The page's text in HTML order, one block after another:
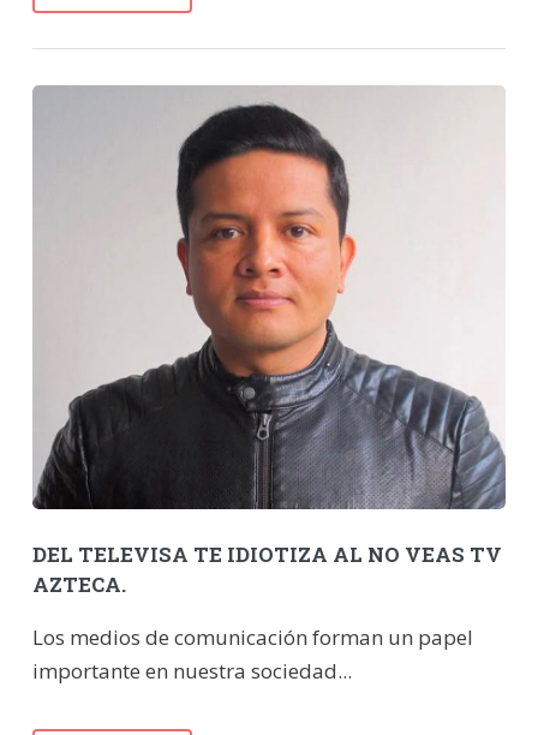
DEL TELEVISA TE IDIOTIZA AL NO VEAS TV
AZTECA.
Los medios de comunicación forman un papel
importante en nuestra sociedad...